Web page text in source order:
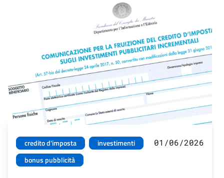
credito d'imposta
investimenti
bonus pubblicità
01/06/2026